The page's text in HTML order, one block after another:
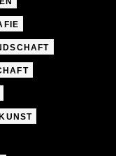
KUNST